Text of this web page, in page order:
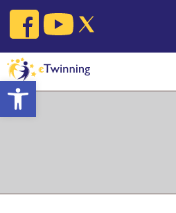
Open toolbar
Skip
content